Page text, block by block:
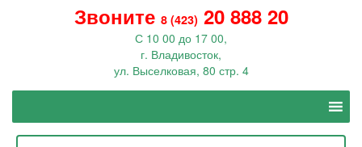
Звоните 8 (423) 20 888 20
С 10 00 до 17 00,
г. Владивосток,
ул. Выселковая, 80 стр. 4